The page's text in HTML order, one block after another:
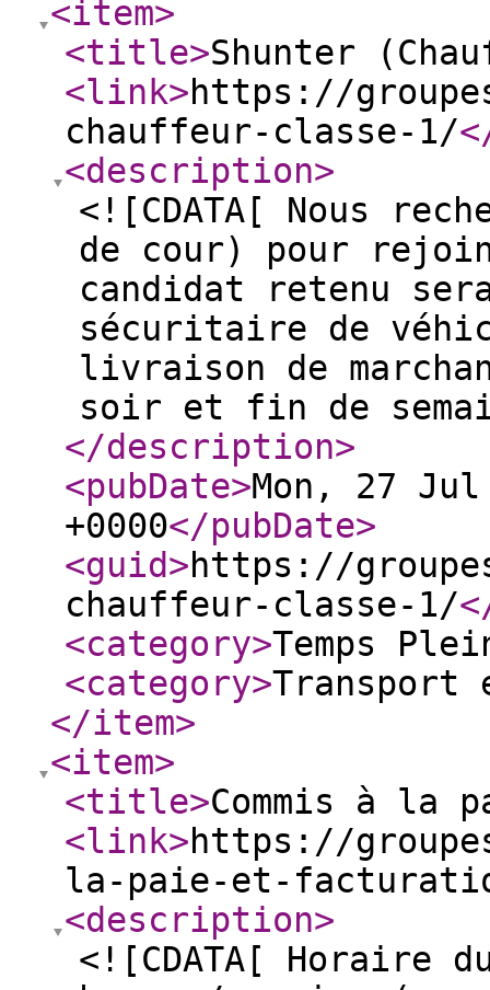
<item>
<title>Shunter
<link>https://
chauffeur-classe-1/
<description>
<![CDATA[ Nous
de cour) pour
candidat retenu
sécuritaire de
livraison de
soir et fin de
</description>
<pubDate>Mon, 27
+0000</pubDate>
<guid>https://
chauffeur-classe-1/
<category>Temps
<category>
</item>
<item>
<title>Commis à la
<link>https://
la-paie-et-
<description>
<![CDATA[ Horaire